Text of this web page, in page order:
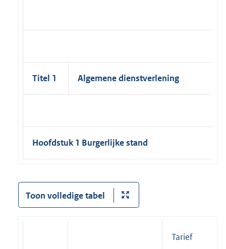
Titel 1 Algemene dienstverlening
Hoofdstuk 1 Burgerlijke stand
Toon volledige tabel
Tarief